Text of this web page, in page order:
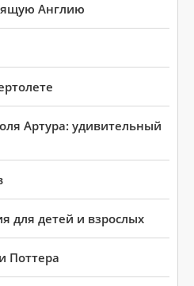
Англию
Артура: удивительный
для детей и взрослых
Поттера